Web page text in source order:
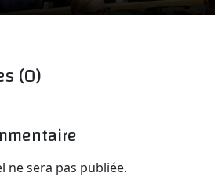
(0)
ne sera pas publiée.